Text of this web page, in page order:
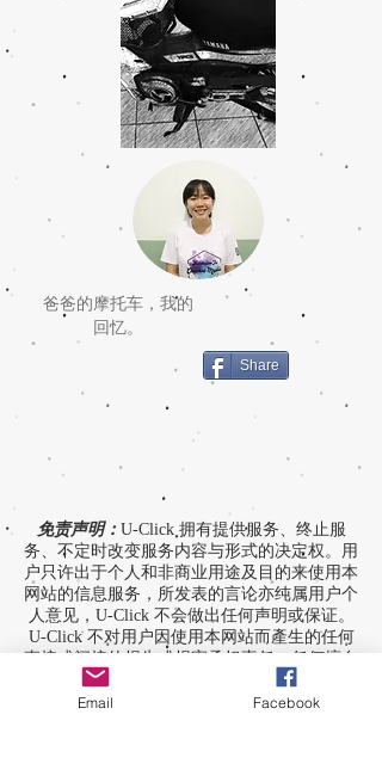
爸爸的摩托车，我的
回忆。
Share
免责声明： U-Click 拥有提供服务、终止服
务、不定时改变服务内容与形式的决定权。用
户只许出于个人和非商业用途及目的来使用本
网站的信息服务，所发表的言论亦纯属用户个
人意见，U-Click 不会做出任何声明或保证。
U-Click 不对用户因使用本网站而產生的任何
直接或间接的损失或损害承担责任。任何擅自
复制、篡改、出售本网站信息者，U-Click 保
留追诉法律责任的权利。
Email Facebook